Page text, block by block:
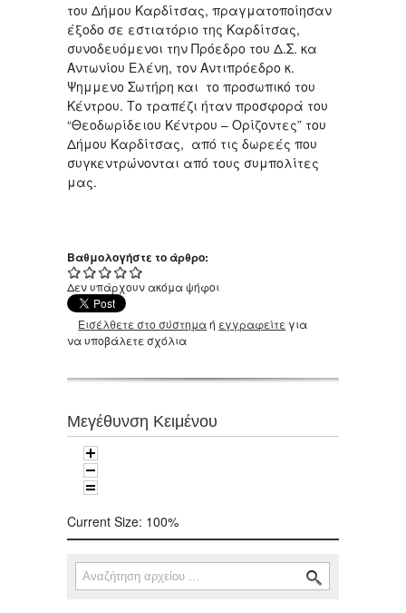
του Δήμου Καρδίτσας, πραγματοποίησαν
έξοδο σε εστιατόριο της Καρδίτσας,
συνοδευόμενοι την Πρόεδρο του Δ.Σ. κα
Αντωνίου Ελένη, τον Αντιπρόεδρο κ.
Ψημμενο Σωτήρη και το προσωπικό του
Κέντρου. Το τραπέζι ήταν προσφορά του
“Θεοδωρίδειου Κέντρου – Ορίζοντες” του
Δήμου Καρδίτσας, από τις δωρεές που
συγκεντρώνονται από τους συμπολίτες
μας.
Βαθμολογήστε το άρθρο:
Δεν υπάρχουν ακόμα ψήφοι
Εισέλθετε στο σύστημαή εγγραφείτε για
να υποβάλετε σχόλια
Μεγέθυνση Κειμένου
Current Size: 100%
Φόρμα αναζήτησης
Αναζήτηση